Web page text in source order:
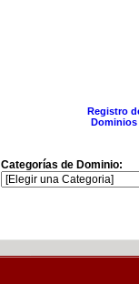
Registro
Dominios
Categorías de Dominio: